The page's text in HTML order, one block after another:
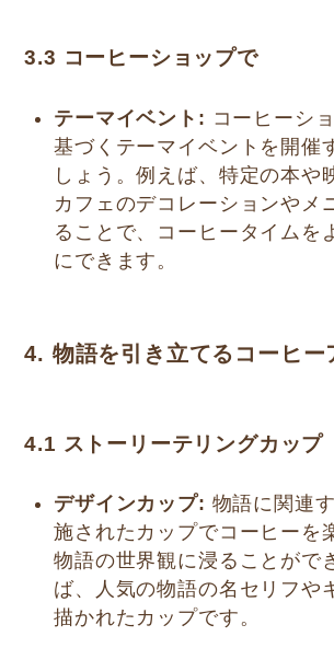
3.3 コーヒーショップで
テーマイベント: コーヒーシ
基づくテーマイベントを開催
しょう。例えば、特定の本や
カフェのデコレーションやメ
ることで、コーヒータイムを
にできます。
4. 物語を引き立てるコーヒー
4.1 ストーリーテリングカップ
デザインカップ: 物語に関連
施されたカップでコーヒーを
物語の世界観に浸ることがで
ば、人気の物語の名セリフや
描かれたカップです。